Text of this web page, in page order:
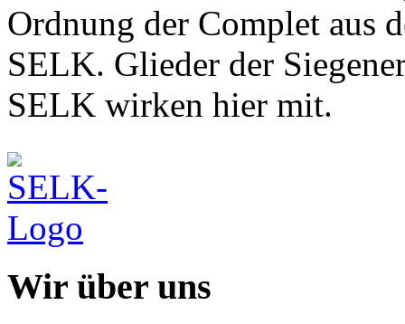
Ordnung der Complet aus
SELK. Glieder der
SELK wirken hier mit.
Wir über uns